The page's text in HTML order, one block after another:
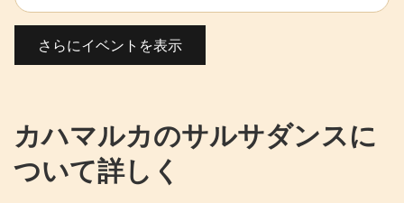
さらにイベントを表示
カハマルカのサルサダンスに
ついて詳しく